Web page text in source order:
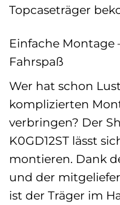
Topcaseträger
Einfache Montage
Fahrspaß
Wer hat schon
komplizierten
verbringen? Der
K0GD12ST lässt
montieren. Dank
und der
ist der Träger im